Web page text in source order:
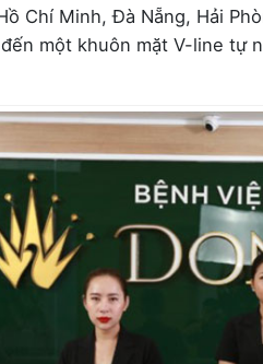
Chí Minh, Đà Nẵng, Hải
một khuôn mặt V-line tự